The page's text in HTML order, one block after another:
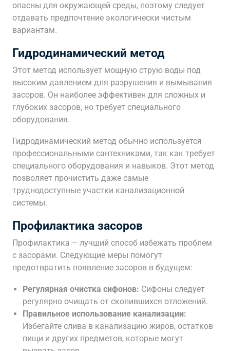
опасны для окружающей среды, поэтому следует
отдавать предпочтение экологически чистым
вариантам.
Гидродинамический метод
Этот метод использует мощную струю воды под
высоким давлением для разрушения и вымывания
засоров. Он наиболее эффективен для сложных и
глубоких засоров, но требует специального
оборудования.
Гидродинамический метод обычно используется
профессиональными сантехниками, так как требует
специального оборудования и навыков. Этот метод
позволяет прочистить даже самые
труднодоступные участки канализационной
системы.
Профилактика засоров
Профилактика – лучший способ избежать проблем
с засорами. Следующие меры помогут
предотвратить появление засоров в будущем:
Регулярная очистка сифонов: Сифоны следует
регулярно очищать от скопившихся отложений.
Правильное использование канализации:
Избегайте слива в канализацию жиров, остатков
пищи и других предметов, которые могут